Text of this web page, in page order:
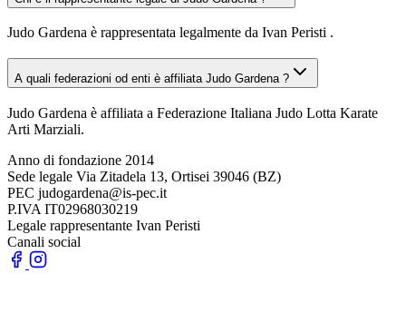
Judo Gardena è rappresentata legalmente da Ivan Peristi .
A quali federazioni od enti è affiliata Judo Gardena ?
Judo Gardena è affiliata a Federazione Italiana Judo Lotta Karate
Arti Marziali.
Anno di fondazione 2014
Sede legale Via Zitadela 13, Ortisei 39046 (BZ)
PEC judogardena@is-pec.it
P.IVA IT02968030219
Legale rappresentante Ivan Peristi
Canali social